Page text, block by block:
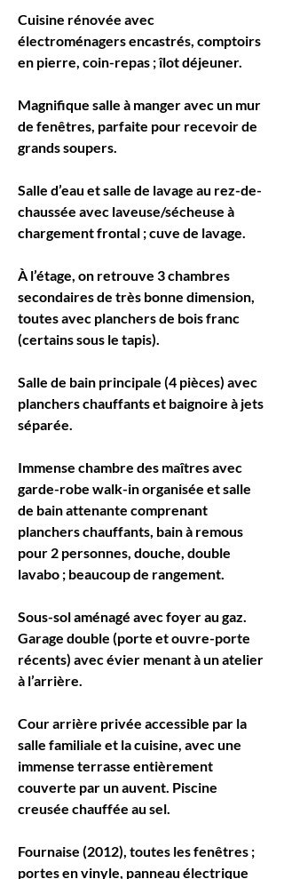
Cuisine rénovée avec
électroménagers encastrés, comptoirs
en pierre, coin-repas ; îlot déjeuner.
Magnifique salle à manger avec un mur
de fenêtres, parfaite pour recevoir de
grands soupers.
Salle d’eau et salle de lavage au rez-de-
chaussée avec laveuse/sécheuse à
chargement frontal ; cuve de lavage.
À l’étage, on retrouve 3 chambres
secondaires de très bonne dimension,
toutes avec planchers de bois franc
(certains sous le tapis).
Salle de bain principale (4 pièces) avec
planchers chauffants et baignoire à jets
séparée.
Immense chambre des maîtres avec
garde-robe walk-in organisée et salle
de bain attenante comprenant
planchers chauffants, bain à remous
pour 2 personnes, douche, double
lavabo ; beaucoup de rangement.
Sous-sol aménagé avec foyer au gaz.
Garage double (porte et ouvre-porte
récents) avec évier menant à un atelier
à l’arrière.
Cour arrière privée accessible par la
salle familiale et la cuisine, avec une
immense terrasse entièrement
couverte par un auvent. Piscine
creusée chauffée au sel.
Fournaise (2012), toutes les fenêtres ;
portes en vinyle, panneau électrique